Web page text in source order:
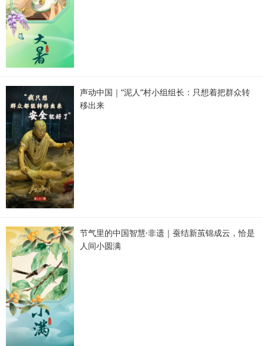
声动中国｜“泥人”村小组组长：只想着把群众转
移出来
节气里的中国智慧·非遗｜蚕结新茧锦成云，恰是
人间小圆满